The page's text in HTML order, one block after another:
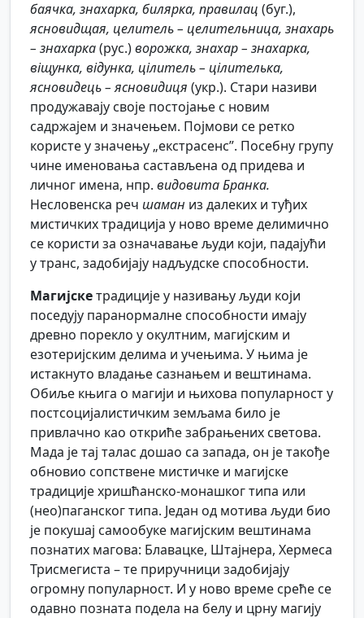
баячка, знахарка, билярка, правилац (буг.),
ясновидщая, целитель – целительница, знахарь
– знахарка(рус.)ворожка, знахар – знахарка,
віщунка, відунка, цілитель – цілителька,
ясновидець – ясновидиця (укр.). Стари називи
продужавају своје постојање с новим
садржајем и значењем. Појмови се ретко
користе у значењу „екстрасенс”. Посебну групу
чине именовања састављена од придева и
личног имена, нпр. видовита Бранка.
Несловенска реч шаман из далеких и туђих
мистичких традиција у ново време делимично
се користи за означавање људи који, падајући
у транс, задобијају надљудске способности.
Магијскетрадиције у називању људи који
поседују паранормалне способности имају
древно порекло у окултним, магијским и
езотеријским делима и учењима. У њима је
истакнуто владање сазнањем и вештинама.
Обиље књига о магији и њихова популарност у
постсоцијалистичким земљама било је
привлачно као откриће забрањених светова.
Мада је тај талас дошао са запада, он је такође
обновио сопствене мистичке и магијске
традиције хришћанско-монашког типа или
(нео)паганског типа. Један од мотива људи био
је покушај самообуке магијским вештинама
познатих магова: Блавацке, Штајнера, Хермеса
Трисмегиста – те приручници задобијају
огромну популарност. И у ново време среће се
одавно позната подела на белу и црну магију